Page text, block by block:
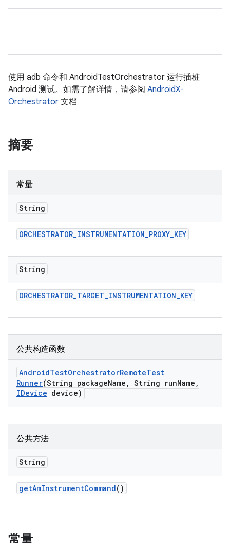
使用 adb 命令和 AndroidTestOrchestrator 运行插桩
Android 测试。如需了解详情，请参阅 AndroidX-
Orchestrator 文档
摘要
常量
String
ORCHESTRATOR_INSTRUMENTATION_PROXY_KEY
String
ORCHESTRATOR_TARGET_INSTRUMENTATION_KEY
公共构造函数
AndroidTestOrchestratorRemoteTest
Runner(String packageName , String runName ,
IDevice device)
公共方法
String
getAmInstrumentCommand()
常量